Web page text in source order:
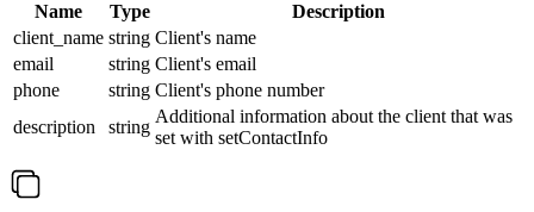
Name Type
Description
client_name string Client's name
email
string Client's email
phone
string Client's phone number
description
string
Additional information about the client that was
set with setContactInfo